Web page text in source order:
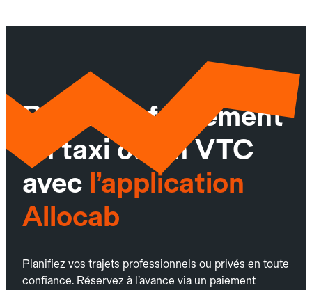
Réservez facilement
un taxi ou un VTC
avec l’application
Allocab
Planifiez vos trajets professionnels ou privés en toute
confiance. Réservez à l’avance via un paiement